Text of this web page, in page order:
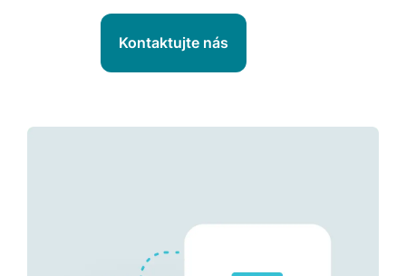
Kontaktujte nás